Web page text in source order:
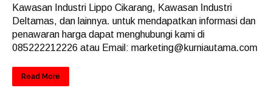
Kawasan Industri Lippo Cikarang, Kawasan Industri
Deltamas, dan lainnya. untuk mendapatkan informasi dan
penawaran harga dapat menghubungi kami di
085222212226 atau Email: marketing@kurniautama.com
Read More